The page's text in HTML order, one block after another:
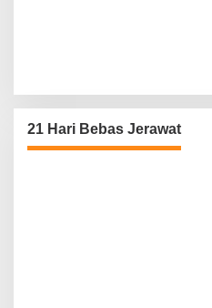
21 Hari Bebas Jerawat